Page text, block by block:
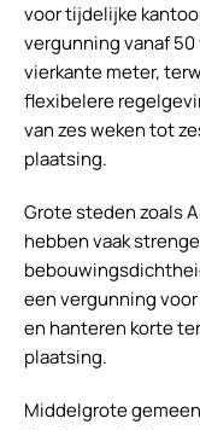
voor tijdelijke
vergunning vanaf
vierkante meter,
flexibelere
van zes weken tot
plaatsing.
Grote steden zoals
hebben vaak
een vergunning
en hanteren korte
plaatsing.
Middelgrote